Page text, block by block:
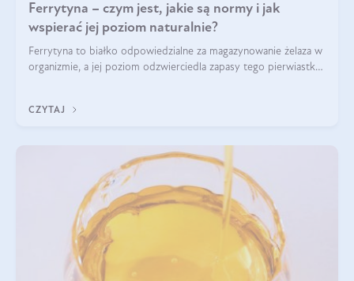
Ferrytyna – czym jest, jakie są normy i jak
wspierać jej poziom naturalnie?
Ferrytyna to białko odpowiedzialne za magazynowanie żelaza w
organizmie, a jej poziom odzwierciedla zapasy tego pierwiastka.
funkcjonowanie (
CZYTAJ